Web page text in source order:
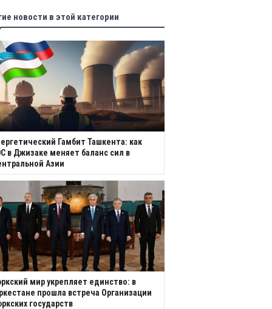
новости в этой категории
Гамбит Ташкента: как
в Джизаке меняет баланс сил в
Азии
мир укрепляет единство: в
прошла встреча Организации
государств